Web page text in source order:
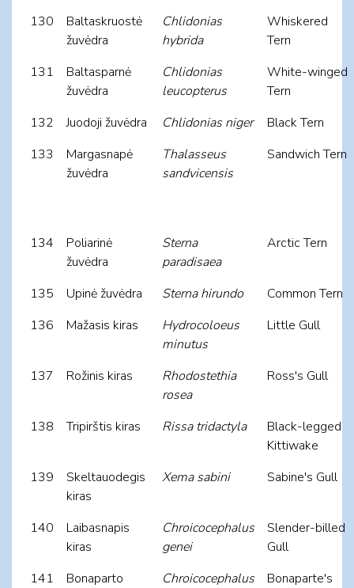
130
Baltaskruostė
žuvėdra
Chlidonias
hybrida
Whiskered
Tern
131
Baltasparnė
žuvėdra
Chlidonias
leucopterus
White-winged
Tern
132
Juodoji žuvėdra Chlidonias niger
Black Tern
133
Margasnapė
žuvėdra
Thalasseus
sandvicensis
Sandwich Tern
134
Poliarinė
žuvėdra
Sterna
paradisaea
Arctic Tern
135 Upinė žuvėdra Sterna hirundo
Common Tern
136
Mažasis kiras
Hydrocoloeus
minutus
Little Gull
137 Rožinis kiras
Rhodostethia
rosea
Ross's Gull
138 Tripirštis kiras Rissa tridactyla
Black-legged
Kittiwake
139
Skeltauodegis
kiras
Xema sabini Sabine's Gull
140
Laibasnapis
kiras
Chroicocephalus
genei
Slender-billed
Gull
141
Bonaparto Chroicocephalus Bonaparte's